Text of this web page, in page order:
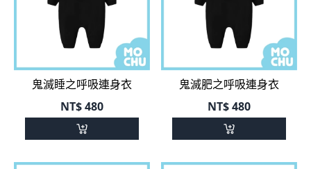
鬼滅睡之呼吸連身衣
NT$480
鬼滅肥之呼吸連身衣
NT$480